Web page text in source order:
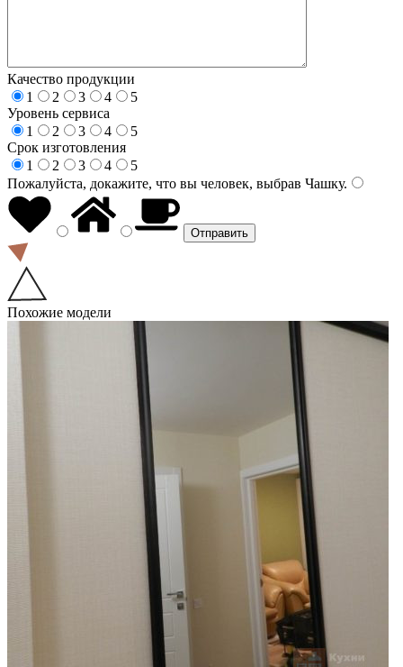
Качество продукции
1
2 3 4
5
Уровень сервиса
1
2 3 4
5
Срок изготовления
1
2 3 4
5
Пожалуйста, докажите, что вы человек, выбрав Чашку.
Похожие модели